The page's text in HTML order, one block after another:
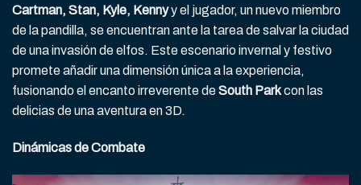
Cartman, Stan, Kyle, Kennyy el jugador, un nuevo miembro
de la pandilla, se encuentran ante la tarea de salvar la ciudad
de una invasión de elfos. Este escenario invernal y festivo
promete añadir una dimensión única a la experiencia,
fusionando el encanto irreverente deSouth Parkcon las
delicias de una aventura en 3D.
Dinámicas de Combate